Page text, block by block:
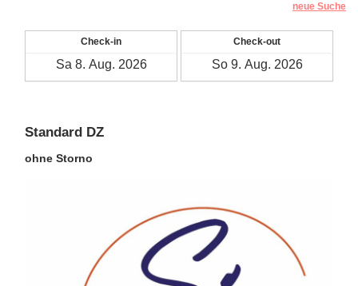
neue Suche
Check-in Check-out
Standard DZ
ohne Storno